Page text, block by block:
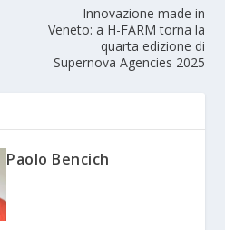
Innovazione made in
Veneto: a H-FARM torna la
quarta edizione di
Supernova Agencies 2025
Paolo Bencich